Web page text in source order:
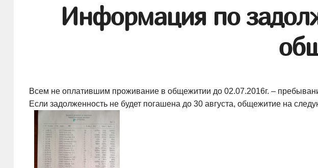
Информация по
Всем не оплатившим проживание в общежитии до 02.07.2016г. –
Если задолженность не будет погашена до 30 августа, общежитие на